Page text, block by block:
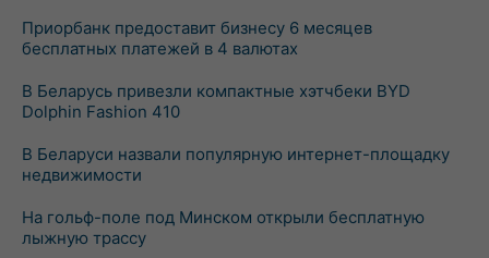
Приорбанк предоставит бизнесу 6 месяцев
бесплатных платежей в 4 валютах
В Беларусь привезли компактные хэтчбеки BYD
Dolphin Fashion 410
В Беларуси назвали популярную интернет-площадку
недвижимости
На гольф-поле под Минском открыли бесплатную
лыжную трассу